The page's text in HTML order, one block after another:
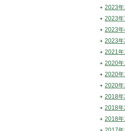
2023年
2023年
2023年
2023年
2021年
2020年
2020年
2020年
2018年
2018年
2018年